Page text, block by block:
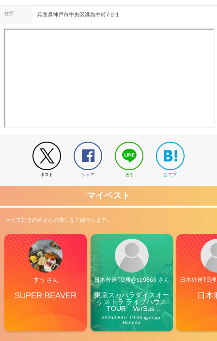
住所 兵庫県神戸市中央区港島中町7-2-1
ポスト シェア 送る はてブ
マイベスト
ライブ好きの皆さんの推しをご紹介します。
すう さん
SUPER BEAVER
日本外送TG搜@sp9863 さん
東京スカパラダイスオー
ケストラ ライブハウス
TOUR「VerSus
Carnival」
2026/08/07 19:00 @Zepp
Haneda
日本外送TG
日本